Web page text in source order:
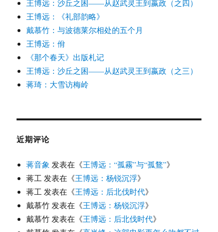
王博远：沙丘之困——从赵武灵王到嬴政（之四）
王博远：《礼部韵略》
戴慕竹：与波德莱尔相处的五个月
王博远：佾
《那个春天》出版札记
王博远：沙丘之困——从赵武灵王到嬴政（之三）
蒋琦：大雪访梅岭
近期评论
蒋音象 发表在《王博远：“孤霧”与“孤鶩”》
蒋工 发表在《王博远：杨锐沉浮》
蒋工 发表在《王博远：后北伐时代》
戴慕竹 发表在《王博远：杨锐沉浮》
戴慕竹 发表在《王博远：后北伐时代》